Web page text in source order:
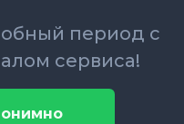
период с
сервиса!